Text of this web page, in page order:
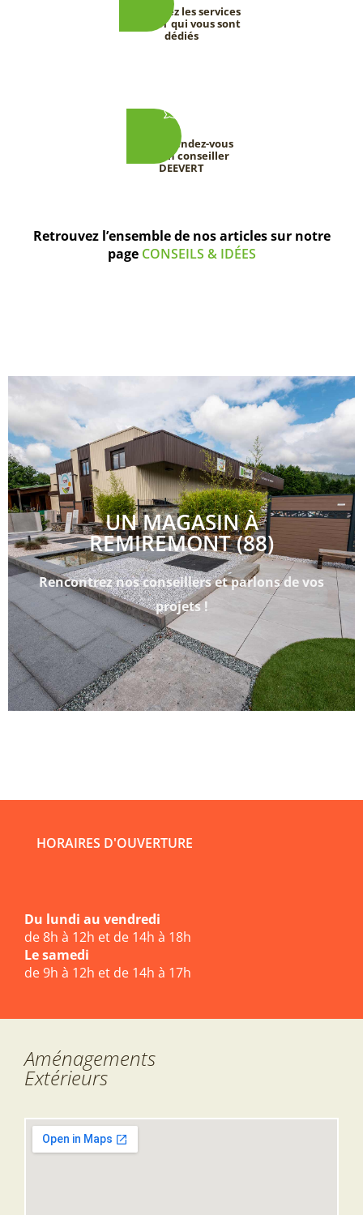
Découvrez les services
DEEVERT qui vous sont
dédiés
Prenez rendez-vous
avec un conseiller
DEEVERT
Retrouvez l’ensemble de nos articles sur notre
page CONSEILS & IDÉES
UN MAGASIN À
REMIREMONT (88)
Rencontrez nos conseillers et parlons de vos
projets !
HORAIRES D'OUVERTURE
Du lundi au vendredi
de 8h à 12h et de 14h à 18h
Le samedi
de 9h à 12h et de 14h à 17h
Aménagements
Extérieurs